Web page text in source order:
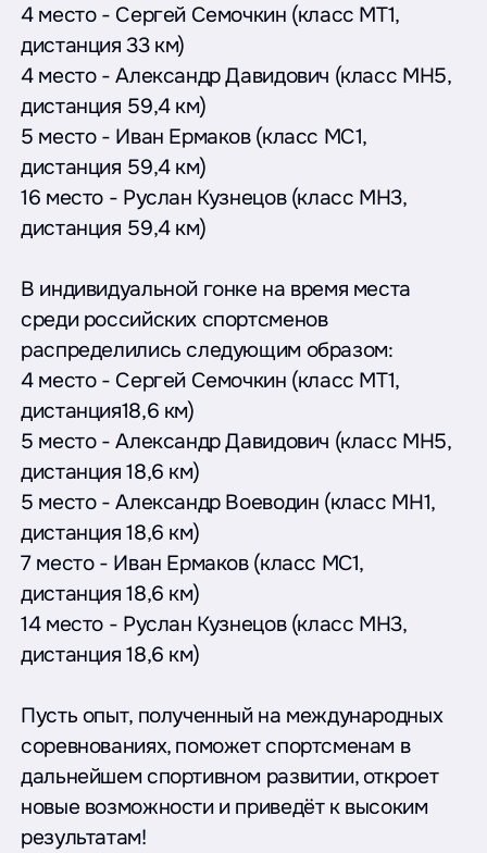
4 место - Сергей Семочкин (класс MT1,
дистанция 33 км)
4 место - Александр Давидович (класс MH5,
дистанция 59,4 км)
5 место - Иван Ермаков (класс МС1,
дистанция 59,4 км)
16 место - Руслан Кузнецов (класс MH3,
дистанция 59,4 км)
В индивидуальной гонке на время места
среди российских спортсменов
распределились следующим образом:
4 место - Сергей Семочкин (класс MT1,
дистанция18,6 км)
5 место - Александр Давидович (класс MH5,
дистанция 18,6 км)
5 место - Александр Воеводин (класс MH1,
дистанция 18,6 км)
7 место - Иван Ермаков (класс MC1,
дистанция 18,6 км)
14 место - Руслан Кузнецов (класс MH3,
дистанция 18,6 км)
Пусть опыт, полученный на международных
соревнованиях, поможет спортсменам в
дальнейшем спортивном развитии, откроет
новые возможности и приведёт к высоким
результатам!